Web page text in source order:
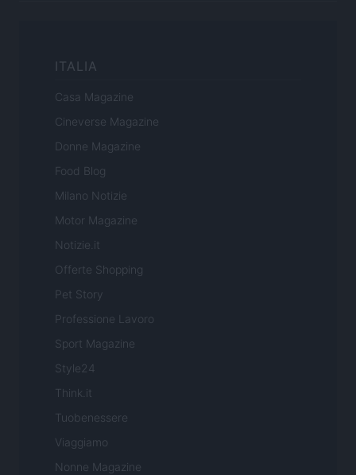
ITALIA
Casa Magazine
Cineverse Magazine
Donne Magazine
Food Blog
Milano Notizie
Motor Magazine
Notizie.it
Offerte Shopping
Pet Story
Professione Lavoro
Sport Magazine
Style24
Think.it
Tuobenessere
Viaggiamo
Nonne Magazine